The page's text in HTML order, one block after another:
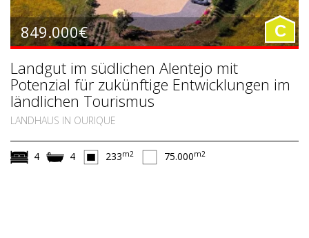
849.000€ C
Landgut im südlichen Alentejo mit
Potenzial für zukünftige Entwicklungen im
ländlichen Tourismus
LANDHAUS IN OURIQUE
4 4 233m2 75.000m2